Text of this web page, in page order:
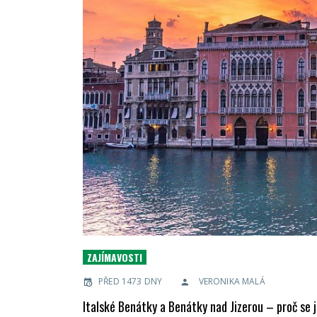
ZAJÍMAVOSTI
PŘED 1473 DNY VERONIKA MALÁ
Italské Benátky a Benátky nad Jizerou – proč se